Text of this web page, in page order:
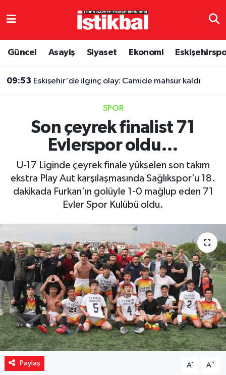
Güncel Asayiş Siyaset Ekonomi
09:53 Eskişehir'de ilginç olay: Camide mahsur kaldı
SPOR
Son çeyrek finalist 71
Evlerspor oldu…
U-17 Liginde çeyrek finale yükselen son takım
ekstra Play Aut karşılaşmasında Sağlıkspor’u 18.
dakikada Furkan’ın golüyle 1-0 mağlup eden 71
Evler Spor Kulübü oldu.
Paylaş A- A+
Eskişehirspor
Eğitim
Ekonomi
Yaşam
Resmi ilanlar
Eskişehir Nöbetçi Eczaneler
TFF 3.Lig 4.Grup Puan Durumu ve Fikstür
Tüm Manşetler
Son Dakika Haberleri